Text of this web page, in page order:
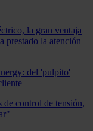
la gran ventaja
prestado la atención
del 'pulpito'
control de tensión,